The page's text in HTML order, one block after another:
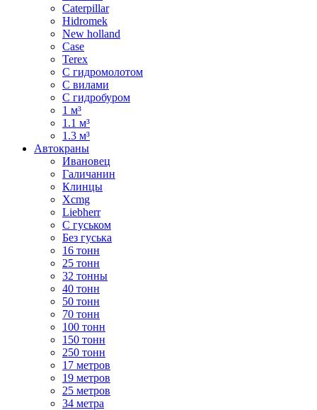
Caterpillar
Hidromek
New holland
Case
Terex
С гидромолотом
С вилами
С гидробуром
1 м³
1.1 м³
1.3 м³
Автокраны
Ивановец
Галичанин
Клинцы
Xcmg
Liebherr
С гуськом
Без гуська
16 тонн
25 тонн
32 тонны
40 тонн
50 тонн
70 тонн
100 тонн
150 тонн
250 тонн
17 метров
19 метров
25 метров
34 метра